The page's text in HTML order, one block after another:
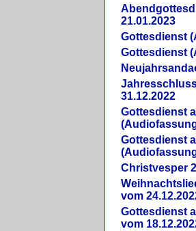
21.01.2023
Gottesdienst
Gottesdienst
31.12.2022
Gottesdienst
Gottesdienst
Christvesper
vom
Gottesdienst
vom